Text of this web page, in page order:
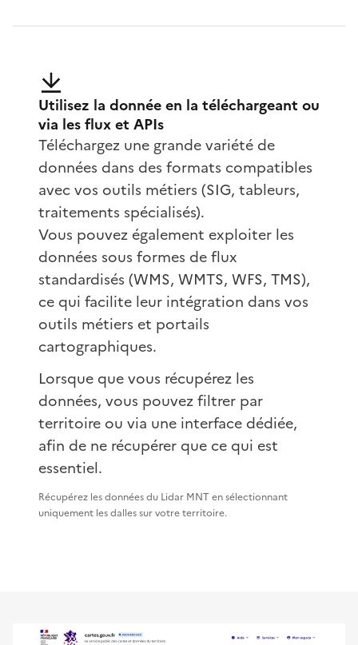
Utilisez la donnée en la téléchargeant ou
via les flux et APIs
Téléchargez une grande variété de
données dans des formats compatibles
avec vos outils métiers (SIG, tableurs,
traitements spécialisés).
Vous pouvez également exploiter les
données sous formes de flux
standardisés (WMS, WMTS, WFS, TMS),
ce qui facilite leur intégration dans vos
outils métiers et portails
cartographiques.
Lorsque que vous récupérez les
données, vous pouvez filtrer par
territoire ou via une interface dédiée,
afin de ne récupérer que ce qui est
essentiel.
Récupérez les données du Lidar MNT en sélectionnant
uniquement les dalles sur votre territoire.